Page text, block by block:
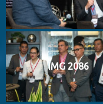
IMG 2086